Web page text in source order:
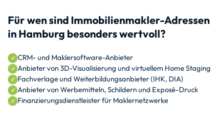
Für wen sind Immobilienmakler-Adressen
in Hamburg besonders wertvoll?
CRM- und Maklersoftware-Anbieter
Anbieter von 3D-Visualisierung und virtuellem Home Staging
Fachverlage und Weiterbildungsanbieter (IHK, DIA)
Anbieter von Werbemitteln, Schildern und Exposé-Druck
Finanzierungsdienstleister für Maklernetzwerke